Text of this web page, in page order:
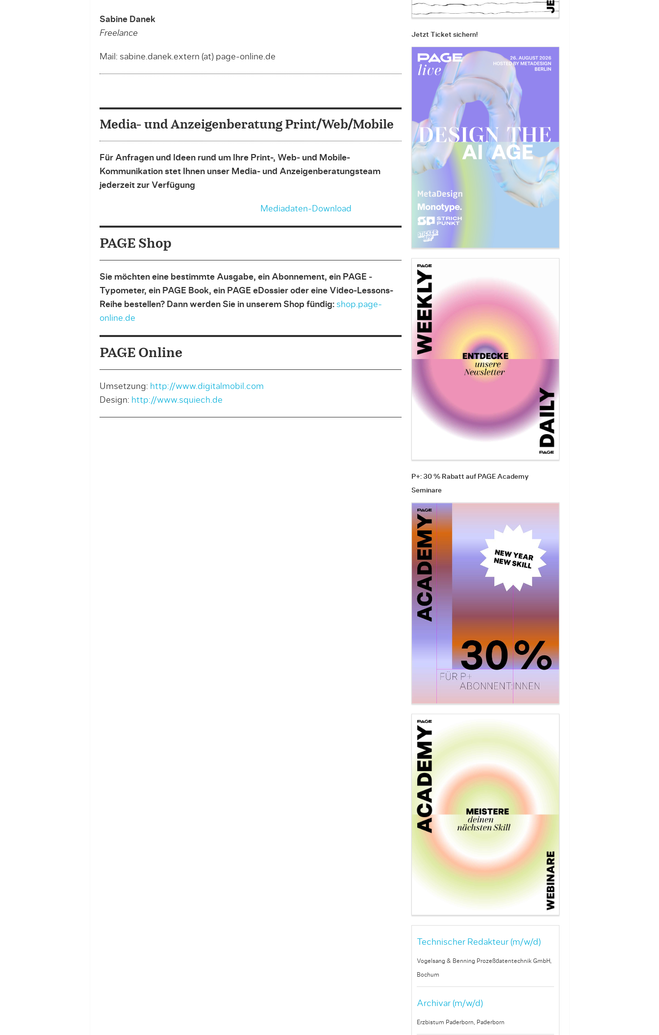
Sabine Danek
Freelance
Mail: sabine.danek.extern (at) page-online.de
Media- und Anzeigenberatung Print/Web/Mobile
Für Anfragen und Ideen rund um Ihre Print-, Web- und Mobile-
Kommunikation stet Ihnen unser Media- und Anzeigenberatungsteam
jederzeit zur Verfügung
Mediadaten-Download
PAGE Shop
Sie möchten eine bestimmte Ausgabe, ein Abonnement, ein PAGE ­
Typometer, ein PAGE Book, ein PAGE eDossier oder eine Video-Lessons-
Reihe bestellen? Dann werden Sie in unserem Shop fündig: shop.page-
online.de
PAGE Online
Umsetzung: http://www.digitalmobil.com
Design: http://www.squiech.de
Jetzt Ticket sichern!
P+: 30 % Rabatt auf PAGE Academy
Seminare
Technischer Redakteur (m/w/d)
Vogelsang & Benning Prozeßdatentechnik GmbH,
Bochum
Archivar (m/w/d)
Erzbistum Paderborn, Paderborn